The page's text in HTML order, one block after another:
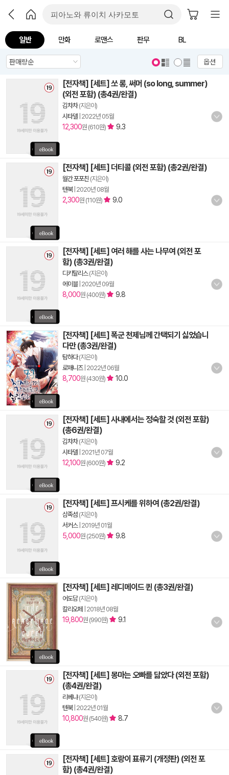
일반 만화 로맨스 판무 BL
옵션
[전자책] [세트] 쏘 롱, 써머 (so long, summer)
(외전 포함) (총4권/완결)
김차차(지은이)
시타델 2022년 05월
12,300원 (610원) 9.3
[전자책] [세트] 더티콜 (외전 포함) (총2권/완결)
월간 포포친 (지은이)
텐북| 2020년 08월
2,300원 (110원) 9.0
[전자책] [세트] 여러 해를 사는 나무여 (외전 포
함) (총3권/완결)
디키탈리스(지은이)
에이블| 2020년 09월
8,000원 (400원) 9.8
[전자책] [세트] 폭군 천제님께 간택되기 싫었습니
다만 (총3권/완결)
탐하다(지은이)
로매니즈| 2022년 06월
8,700원 (430원) 10.0
[전자책] [세트] 사내에서는 정숙할 것 (외전 포함)
(총6권/완결)
김차차(지은이)
시타델 2021년 07월
12,100원 (600원) 9.2
[전자책] [세트] 프시케를 위하여 (총2권/완결)
삼족섬 (지은이)
서커스| 2019년 01월
5,000원 (250원) 9.8
[전자책] [세트] 레디메이드 퀸 (총3권/완결)
어도담(지은이)
칼리오페
2018년 08월
19,800원 (990원) 9.1
[전자책] [세트] 몽마는 오빠를 닮았다 (외전 포함)
(총4권/완결)
리베냐(지은이)
텐북| 2022년 01월
10,800원 (540원) 8.7
[전자책] [세트] 호랑이 표류기 (개정판) (외전 포
함) (총4권/완결)